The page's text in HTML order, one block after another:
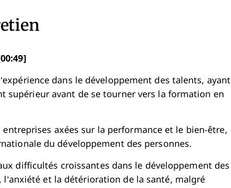
dans le développement des talents, ayant
supérieur avant de se tourner vers la formation en
axées sur la performance et le bien-être,
du développement des personnes.
difficultés croissantes dans le développement des
et la détérioration de la santé, malgré